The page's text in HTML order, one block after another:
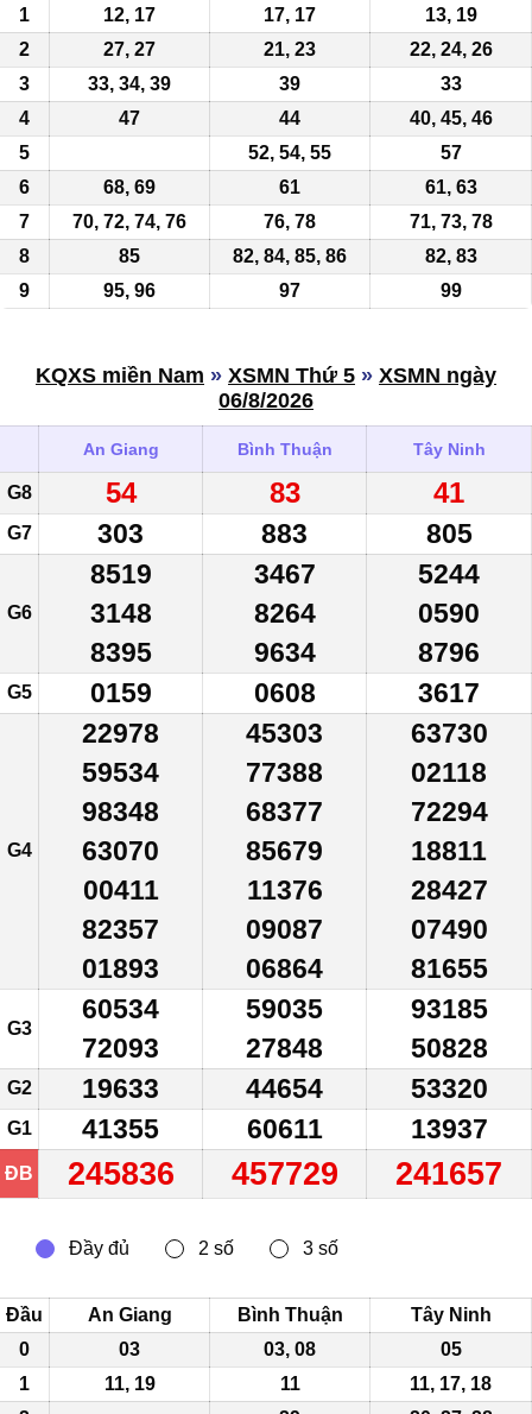
1
12, 17 17, 17
13, 19
2
27, 27 21, 23
22, 24, 26
3
33, 34, 39 39
33
4
47 44 40, 45, 46
5
52, 54, 55
57
6
68, 69 61
61, 63
7
70, 72, 74, 76 76, 78
71, 73, 78
8
85 82, 84, 85, 86
82, 83
9
95, 96 97 99
KQXS miền Nam » XSMN Thứ 5 » XSMN ngày
06/8/2026
An Giang Bình Thuận Tây Ninh
G8 54 83 41
G7 303 883 805
G6
8519
3148
8395
3467
8264
9634
5244
0590
8796
G5 0159 0608 3617
G4
22978
59534
98348
63070
00411
82357
01893
45303
77388
68377
85679
11376
09087
06864
63730
02118
72294
18811
28427
07490
81655
G3
60534
72093
59035
27848
93185
50828
G2 19633 44654 53320
G1 41355 60611 13937
ĐB 245836 457729 241657
Đầu An Giang Bình Thuận
Tây Ninh
0
03 03, 08
05
1
11, 19 11
11, 17, 18